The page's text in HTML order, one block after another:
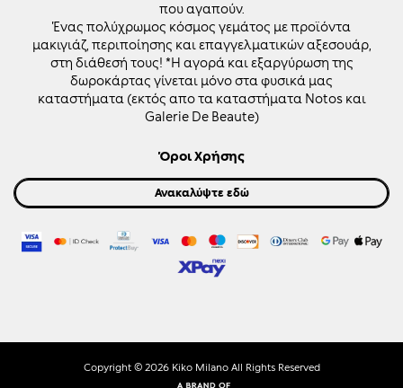
που αγαπούν.
Ένας πολύχρωμος κόσμος γεμάτος με προϊόντα
μακιγιάζ, περιποίησης και επαγγελματικών αξεσουάρ,
στη διάθεσή τους! *Η αγορά και εξαργύρωση της
δωροκάρτας γίνεται μόνο στα φυσικά μας
καταστήματα (εκτός απο τα καταστήματα Notos και
Galerie De Beaute)
Όροι Χρήσης
Ανακαλύψτε εδώ
Copyright © 2026Kiko Milano All Rights Reserved